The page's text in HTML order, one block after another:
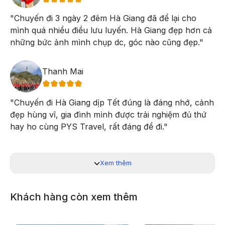
kỳ quan thiên nhiên vô cùng ấn tượng.
Sông Nho Quế nhìn từ phía trên cao
"Chuyến đi 3 ngày 2 đêm Hà Giang đã để lại cho
mình quá nhiều điều lưu luyến. Hà Giang đẹp hơn cả
những bức ảnh mình chụp dc, góc nào cũng đẹp."
Thanh Mai
"Chuyến đi Hà Giang dịp Tết đúng là đáng nhớ, cảnh
đẹp hùng vĩ, gia đình mình được trải nghiệm đủ thứ
hay ho cùng PYS Travel, rất đáng để đi."
Xem thêm
Khách hàng còn xem thêm